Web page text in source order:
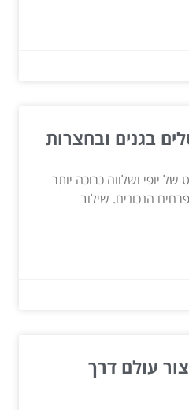
בגנים ובחצרות
יופי ושלווה כרוכה יותר
הנכונים. שילוב
עולם דרך